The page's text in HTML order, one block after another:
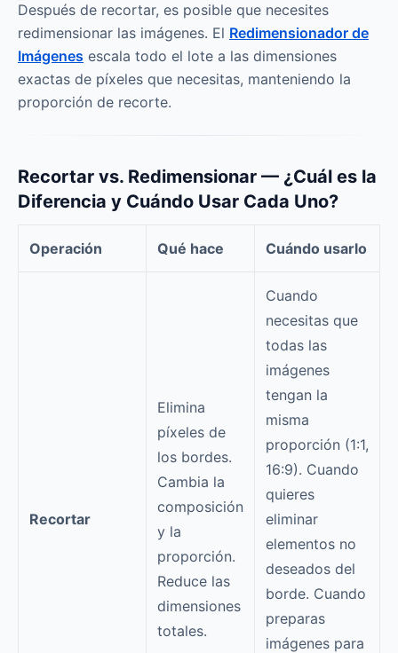
Después de recortar, es posible que necesites
redimensionar las imágenes. El Redimensionador de
Imágenes escala todo el lote a las dimensiones
exactas de píxeles que necesitas, manteniendo la
proporción de recorte.
Recortar vs. Redimensionar — ¿Cuál es la
Diferencia y Cuándo Usar Cada Uno?
Operación Qué hace Cuándo usarlo
Recortar
Elimina
píxeles de
los bordes.
Cambia la
composición
y la
proporción.
Reduce las
dimensiones
totales.
Cuando
necesitas que
todas las
imágenes
tengan la
misma
proporción (1:1,
16:9). Cuando
quieres
eliminar
elementos no
deseados del
borde. Cuando
preparas
imágenes para